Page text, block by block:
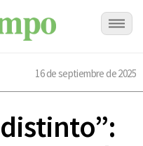
16 de septiembre de 2025